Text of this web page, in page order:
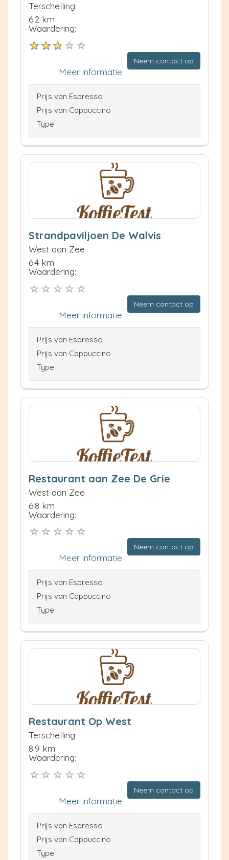
Terschelling
6.2 km
Waardering:
Neem contact op
Meer informatie
Prijs van Espresso
Prijs van Cappuccino
Type
Strandpaviljoen De Walvis
West aan Zee
6.4 km
Waardering:
Neem contact op
Meer informatie
Prijs van Espresso
Prijs van Cappuccino
Type
Restaurant aan Zee De Grie
West aan Zee
6.8 km
Waardering:
Neem contact op
Meer informatie
Prijs van Espresso
Prijs van Cappuccino
Type
Restaurant Op West
Terschelling
8.9 km
Waardering:
Neem contact op
Meer informatie
Prijs van Espresso
Prijs van Cappuccino
Type